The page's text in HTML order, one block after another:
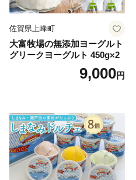
佐賀県上峰町
大富牧場の無添加ヨーグルト
グリークヨーグルト 450g×2
9,000円